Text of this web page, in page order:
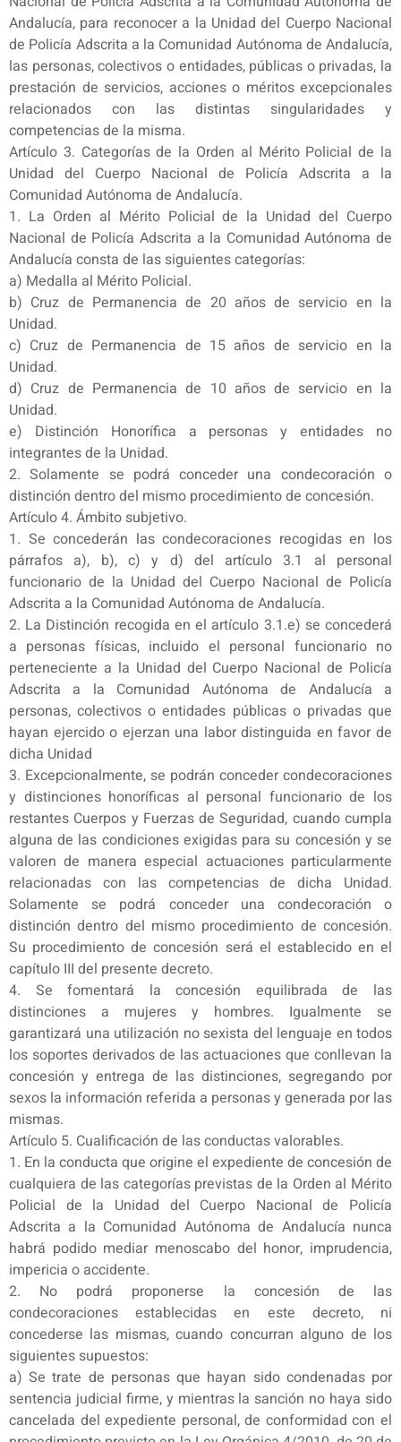
Andalucía, para reconocer a la Unidad del Cuerpo Nacional
de Policía Adscrita a la Comunidad Autónoma de Andalucía,
las personas, colectivos o entidades, públicas o privadas, la
prestación de servicios, acciones o méritos excepcionales
relacionados con las distintas singularidades y
competencias de la misma.
Artículo 3. Categorías de la Orden al Mérito Policial de la
Unidad del Cuerpo Nacional de Policía Adscrita a la
Comunidad Autónoma de Andalucía.
1. La Orden al Mérito Policial de la Unidad del Cuerpo
Nacional de Policía Adscrita a la Comunidad Autónoma de
Andalucía consta de las siguientes categorías:
a) Medalla al Mérito Policial.
b) Cruz de Permanencia de 20 años de servicio en la
Unidad.
c) Cruz de Permanencia de 15 años de servicio en la
Unidad.
d) Cruz de Permanencia de 10 años de servicio en la
Unidad.
e) Distinción Honorífica a personas y entidades no
integrantes de la Unidad.
2. Solamente se podrá conceder una condecoración o
distinción dentro del mismo procedimiento de concesión.
Artículo 4. Ámbito subjetivo.
1. Se concederán las condecoraciones recogidas en los
párrafos a), b), c) y d) del artículo 3.1 al personal
funcionario de la Unidad del Cuerpo Nacional de Policía
Adscrita a la Comunidad Autónoma de Andalucía.
2. La Distinción recogida en el artículo 3.1.e) se concederá
a personas físicas, incluido el personal funcionario no
perteneciente a la Unidad del Cuerpo Nacional de Policía
Adscrita a la Comunidad Autónoma de Andalucía a
personas, colectivos o entidades públicas o privadas que
hayan ejercido o ejerzan una labor distinguida en favor de
dicha Unidad
3. Excepcionalmente, se podrán conceder condecoraciones
y distinciones honoríficas al personal funcionario de los
restantes Cuerpos y Fuerzas de Seguridad, cuando cumpla
alguna de las condiciones exigidas para su concesión y se
valoren de manera especial actuaciones particularmente
relacionadas con las competencias de dicha Unidad.
Solamente se podrá conceder una condecoración o
distinción dentro del mismo procedimiento de concesión.
Su procedimiento de concesión será el establecido en el
capítulo III del presente decreto.
4. Se fomentará la concesión equilibrada de las
distinciones a mujeres y hombres. Igualmente se
garantizará una utilización no sexista del lenguaje en todos
los soportes derivados de las actuaciones que conllevan la
concesión y entrega de las distinciones, segregando por
sexos la información referida a personas y generada por las
mismas.
Artículo 5. Cualificación de las conductas valorables.
1. En la conducta que origine el expediente de concesión de
cualquiera de las categorías previstas de la Orden al Mérito
Policial de la Unidad del Cuerpo Nacional de Policía
Adscrita a la Comunidad Autónoma de Andalucía nunca
habrá podido mediar menoscabo del honor, imprudencia,
impericia o accidente.
2. No podrá proponerse la concesión de las
condecoraciones establecidas en este decreto, ni
concederse las mismas, cuando concurran alguno de los
siguientes supuestos:
a) Se trate de personas que hayan sido condenadas por
sentencia judicial firme, y mientras la sanción no haya sido
cancelada del expediente personal, de conformidad con el